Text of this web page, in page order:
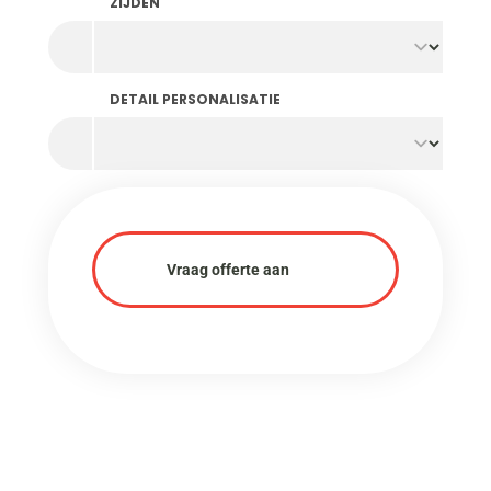
DETAIL PERSONALISATIE
Vraag offerte aan